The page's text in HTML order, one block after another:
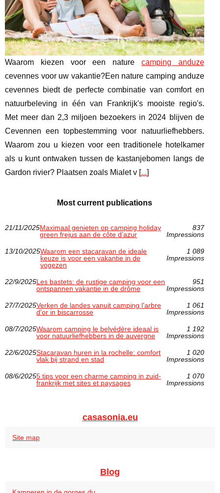
Waarom kiezen voor een nature camping anduze
cevennes voor uw vakantie?Een nature camping anduze
cevennes biedt de perfecte combinatie van comfort en
natuurbeleving in één van Frankrijk's mooiste regio's.
Met meer dan 2,3 miljoen bezoekers in 2024 blijven de
Cevennen een topbestemming voor natuurliefhebbers.
Waarom zou u kiezen voor een traditionele hotelkamer
als u kunt ontwaken tussen de kastanjebomen langs de
Gardon rivier? Plaatsen zoals Mialet v [...]
Most current publications
21/11/2025Maximaal genieten op camping holiday
green frejus aan de côte d’azur
837
Impressions
13/10/2025Waarom een stacaravan de ideale
keuze is voor een vakantie in de
vogezen
1 089
Impressions
22/9/2025Les bastets: de rustige camping voor een
ontspannen vakantie in de drôme
951
Impressions
27/7/2025Verken de landes vanuit camping l'arbre
d'or in biscarrosse
1 061
Impressions
08/7/2025Waarom camping le belvédère ideaal is
voor natuurliefhebbers in de auvergne
1 192
Impressions
22/6/2025Stacaravan huren in la rochelle: comfort
vlak bij strand en stad
1 020
Impressions
08/6/20255 tips voor een charme camping in zuid-
frankrijk met sites et paysages
1 070
Impressions
casasonia.eu
Site map
Blog